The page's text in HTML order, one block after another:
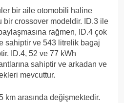
bir aile otomobili haline
bir crossover modeldir. ID.3 ile
rağmen, ID.4 çok
sahiptir ve 543 litrelik bagaj
ID.4, 52 ve 77 kWh
sahiptir ve arkadan ve
mevcuttur.
km arasında değişmektedir.